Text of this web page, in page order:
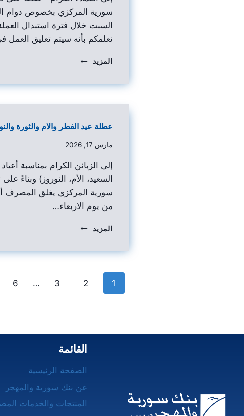
سورية المركزي بخصوص دوام
السبت خلال فترة استبدال
نعلمكم بأنه سيتم تعليق
المزيد
عطلة عيد الفطر والام والثورة
مارس 17, 2026
إلى الزبائن الكرام بمناسبة
السعيد، الأم، النوروز) وبناءً
سورية المركزي يغلق المصرف
من يوم الاربعاء…
المزيد
1
2
3
…
6
القائمة
الصفحة الرئيسية
عن بنك سورية والمهجر
المنتجات والخدمات